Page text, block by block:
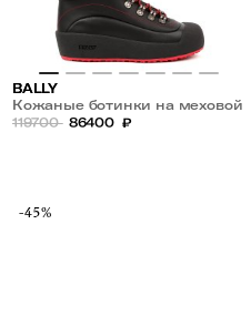
BALLY
Кожаные ботинки на меховой
подкладке
119700 86400 ₽
-45%